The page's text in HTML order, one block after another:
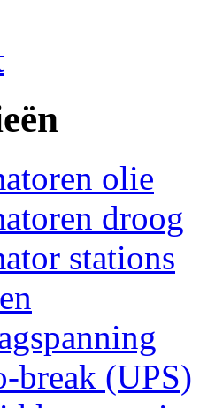
olie
droog
stations
break (UPS)